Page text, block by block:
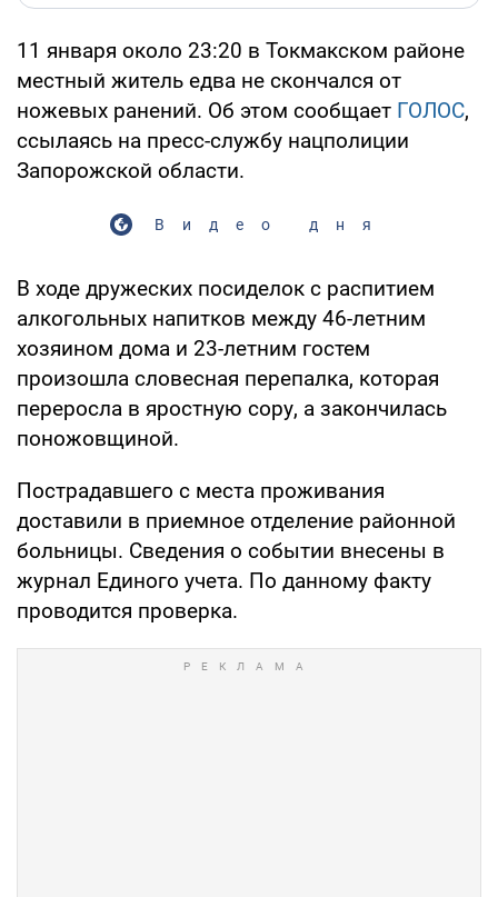
11 января около 23:20 в Токмакском районе
местный житель едва не скончался от
ножевых ранений. Об этом сообщает ГОЛОС,
ссылаясь на пресс-службу нацполиции
Запорожской области.
Видео дня
В ходе дружеских посиделок с распитием
алкогольных напитков между 46-летним
хозяином дома и 23-летним гостем
произошла словесная перепалка, которая
переросла в яростную сору, а закончилась
поножовщиной.
Пострадавшего с места проживания
доставили в приемное отделение районной
больницы. Сведения о событии внесены в
журнал Единого учета. По данному факту
проводится проверка.